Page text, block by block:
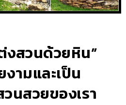
งสวนด้วยหิน”
ามและเป็น
นสวยของเรา